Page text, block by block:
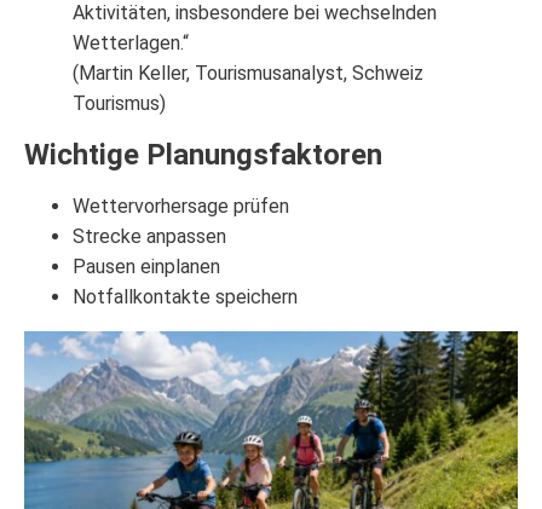
Aktivitäten, insbesondere bei wechselnden
Wetterlagen.“
(Martin Keller, Tourismusanalyst, Schweiz
Tourismus)
Wichtige Planungsfaktoren
Wettervorhersage prüfen
Strecke anpassen
Pausen einplanen
Notfallkontakte speichern